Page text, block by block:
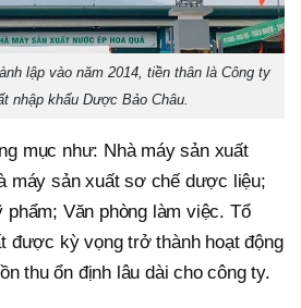
lập vào năm 2014, tiền thân là Công ty
nhập khẩu Dược Bảo Châu.
mục như: Nhà máy sản xuất
máy sản xuất sơ chế dược liệu;
phẩm; Văn phòng làm việc. Tổ
được kỳ vọng trở thành hoạt động
thu ổn định lâu dài cho công ty.